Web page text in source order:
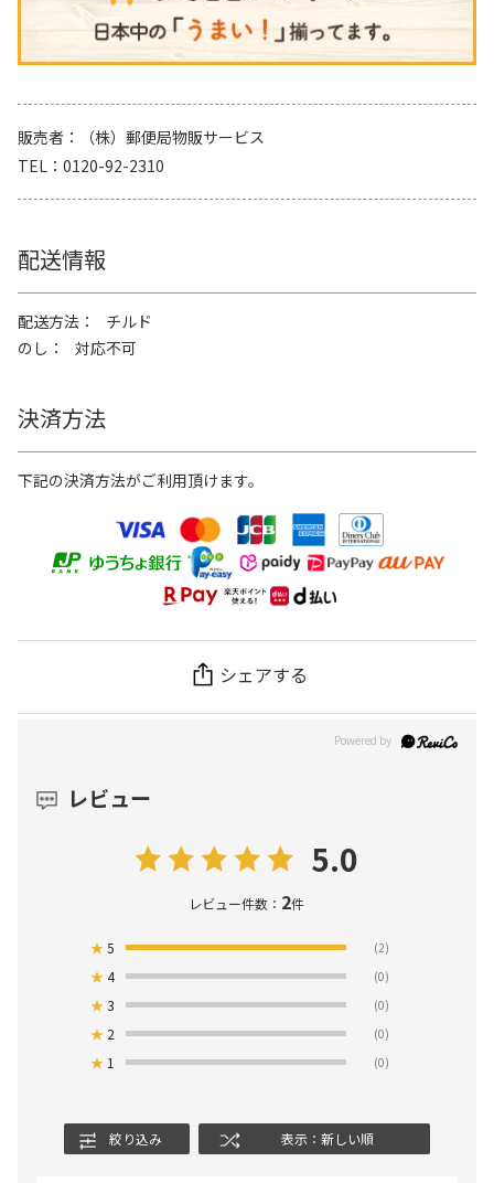
販売者
（株）郵便局物販サービス
TEL
0120-92-2310
配送情報
配送方法
チルド
のし
対応不可
決済方法
下記の決済方法がご利用頂けます。
シェアする
レビュー
5.0
レビュー件数： 2件
★5 (2)
★4 (0)
★3 (0)
★ 2 (0)
★ 1 (0)
絞り込み 表示：新しい順